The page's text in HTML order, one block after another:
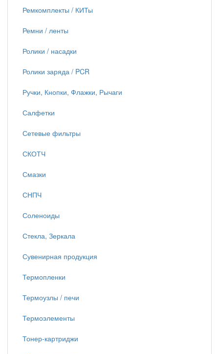
Ремкомплекты / КИТы
Ремни / ленты
Ролики / насадки
Ролики заряда / PCR
Ручки, Кнопки, Флажки, Рычаги
Салфетки
Сетевые фильтры
СКОТЧ
Смазки
СНПЧ
Соленоиды
Стекла, Зеркала
Сувенирная продукция
Термопленки
Термоузлы / печи
Термоэлементы
Тонер-картриджи